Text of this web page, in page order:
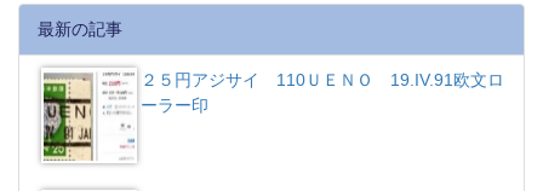
最新の記事
２５円アジサイ 110ＵＥＮＯ 19.IV.91欧文ロ
ーラー印